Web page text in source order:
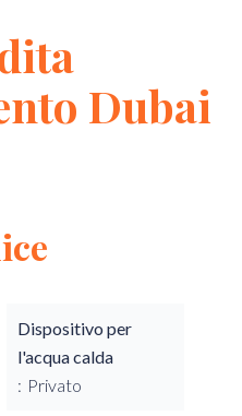
Dubai
Dispositivo per
l'acqua calda
Privato